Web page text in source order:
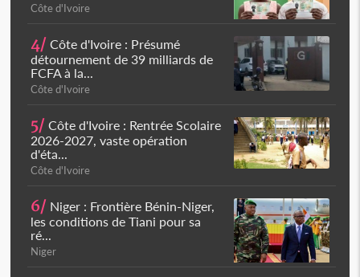
Côte d'Ivoire
4/ Côte d'Ivoire : Présumé
détournement de 39 milliards de
FCFA à la...
Côte d'Ivoire
5/ Côte d'Ivoire : Rentrée Scolaire
2026-2027, vaste opération
d'éta...
Côte d'Ivoire
6/ Niger : Frontière Bénin-Niger,
les conditions de Tiani pour sa
ré...
Niger